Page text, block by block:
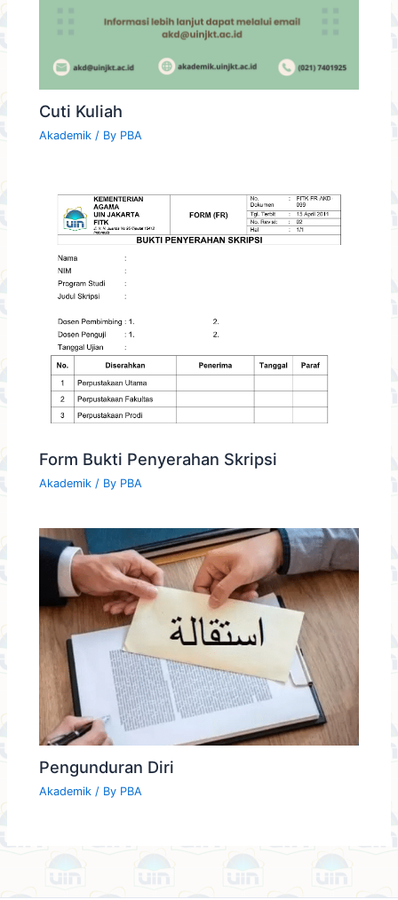
Cuti Kuliah
Akademik / By PBA
Form Bukti Penyerahan Skripsi
Akademik / By PBA
Pengunduran Diri
Akademik / By PBA